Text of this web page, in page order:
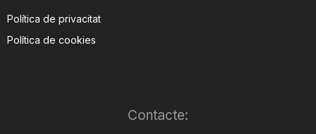
Política de privacitat
Política de cookies
Contacte: